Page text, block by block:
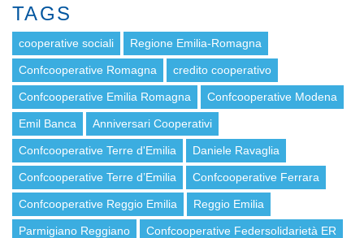
TAGS
cooperative sociali Regione Emilia-Romagna
Confcooperative Romagna credito cooperativo
Confcooperative Emilia Romagna Confcooperative Modena
Emil Banca Anniversari Cooperativi
Confcooperative Terre d'Emilia Daniele Ravaglia
Confcooperative Terre d’Emilia Confcooperative Ferrara
Confcooperative Reggio Emilia Reggio Emilia
Parmigiano Reggiano Confcooperative Federsolidarietà ER